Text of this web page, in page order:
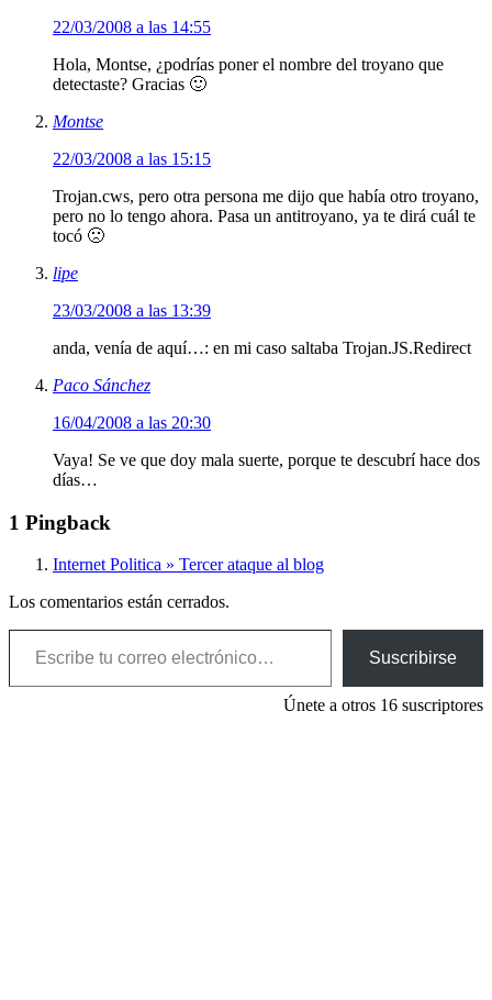
22/03/2008 a las 14:55
Hola, Montse, ¿podrías poner el nombre del troyano que
detectaste? Gracias 🙂
Montse
22/03/2008 a las 15:15
Trojan.cws, pero otra persona me dijo que había otro troyano,
pero no lo tengo ahora. Pasa un antitroyano, ya te dirá cuál te
tocó 🙁
lipe
23/03/2008 a las 13:39
anda, venía de aquí…: en mi caso saltaba Trojan.JS.Redirect
Paco Sánchez
16/04/2008 a las 20:30
Vaya! Se ve que doy mala suerte, porque te descubrí hace dos
días…
1 Pingback
Internet Politica » Tercer ataque al blog
Los comentarios están cerrados.
Escribe tu correo electrónico…
Suscribirse
Únete a otros 16 suscriptores